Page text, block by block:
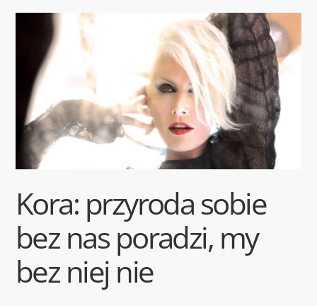
Kora: przyroda sobie
bez nas poradzi, my
bez niej nie